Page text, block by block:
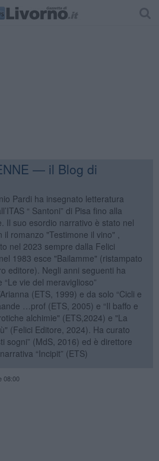
— il Blog di
Pardi ha insegnato letteratura
“ Santoni” di Pisa fino alla
Il suo esordio narrativo è stato nel
il romanzo "Testimone il vino" ,
nel 2023 sempre dalla Felici
1983 esce "Bailamme" (ristampato
editore). Negli anni seguenti ha
vie del meraviglioso”
(ETS, 1999) e da solo “Cicli e
…prof (ETS, 2005) e “Il baffo e
alchimie" (ETS,2024) e "La
(Felici Editore, 2024). Ha curato
sogni” (MdS, 2016) ed è direttore
“Incipit” (ETS)
08:00